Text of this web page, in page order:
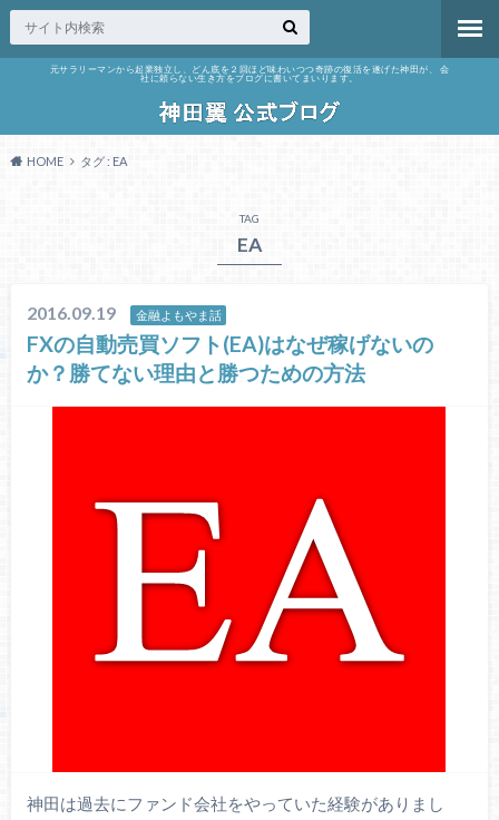
元サラリーマンから起業独立し、どん底を２回ほど味わいつつ奇跡の復活を遂げた神田が、 会
社に頼らない生き方をブログに書いてまいります。
HOME タグ : EA
TAG
EA
2016.09.19 金融よもやま話
FXの自動売買ソフト(EA)はなぜ稼げないの
か？勝てない理由と勝つための方法
神田は過去にファンド会社をやっていた経験がありまし